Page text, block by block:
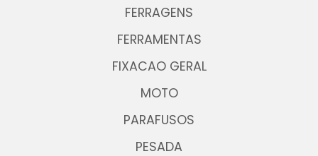
FERRAGENS
FERRAMENTAS
FIXACAO GERAL
MOTO
PARAFUSOS
PESADA